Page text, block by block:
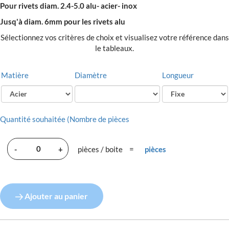
Pour rivets diam. 2.4-5.0 alu- acier- inox
Jusq'à diam. 6mm pour les rivets alu
Sélectionnez vos critères de choix et visualisez votre référence dans
le tableaux.
Matière Diamètre Longueur
Quantité souhaitée (Nombre de pièces
- + pièces / boite = pièces
Ajouter au panier